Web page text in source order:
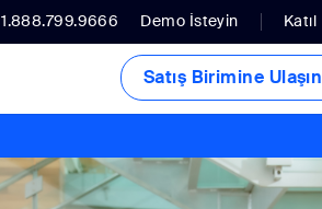
1.888.799.9666 Demo İsteyin Katıl
Satış Birimine Ulaşın